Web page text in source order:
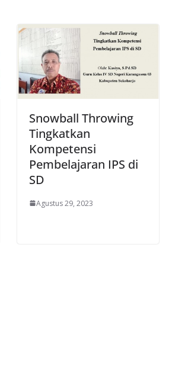
Snowball Throwing
Tingkatkan
Kompetensi
Pembelajaran IPS di
SD
Agustus 29, 2023